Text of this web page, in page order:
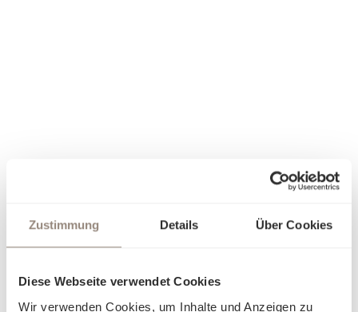
Zustimmung Details Über Cookies
Diese Webseite verwendet Cookies
Wir verwenden Cookies, um Inhalte und Anzeigen zu